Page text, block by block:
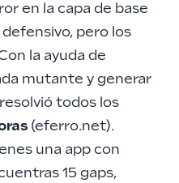
en la capa de base
pero los
la ayuda de
mutante y generar
todos los
(eferro.net).
una app con
15 gaps,